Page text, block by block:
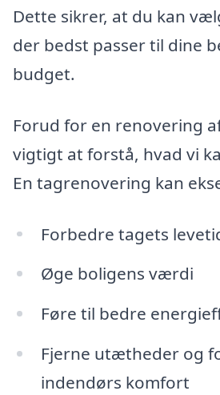
Dette sikrer, at du kan
der bedst passer til dine
budget.
Forud for en renovering
vigtigt at forstå, hvad vi
En tagrenovering kan
Forbedre tagets
Øge boligens værdi
Føre til bedre
Fjerne utætheder og
indendørs komfort